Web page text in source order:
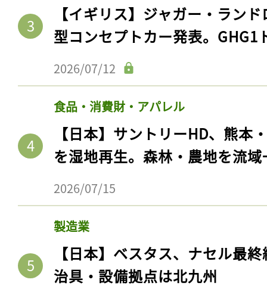
【イギリス】ジャガー・ラン
型コンセプトカー発表。GHG1
2026/07/12
食品・消費財・アパレル
【日本】サントリーHD、熊本
を湿地再生。森林・農地を流
2026/07/15
製造業
【日本】ベスタス、ナセル最
治具・設備拠点は北九州